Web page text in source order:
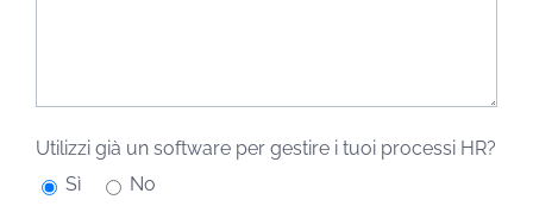
Utilizzi già un software per gestire i tuoi processi HR?
Sì
No